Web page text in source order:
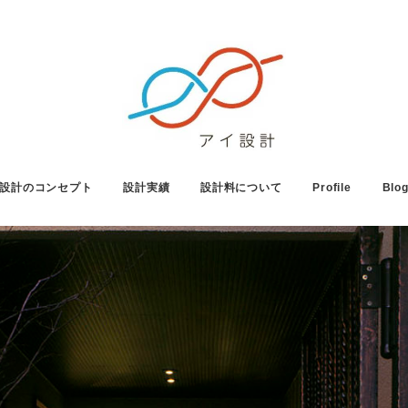
設計のコンセプト 設計実績 設計料について Profile Blog